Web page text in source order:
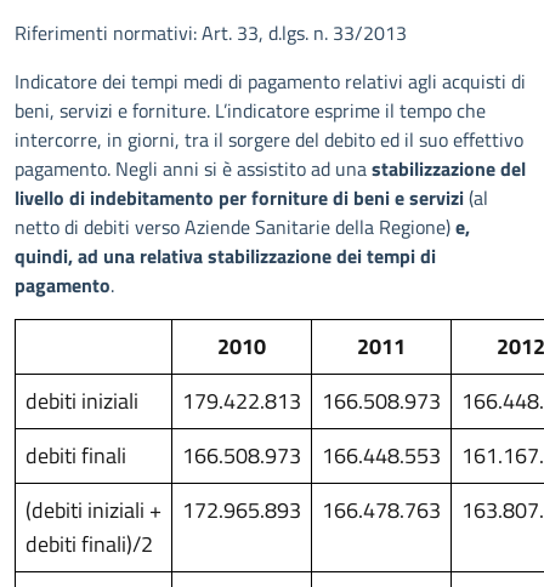
Riferimenti normativi: Art. 33, d.lgs. n. 33/2013
Indicatore dei tempi medi di pagamento relativi agli acquisti di
beni, servizi e forniture. L’indicatore esprime il tempo che
intercorre, in giorni, tra il sorgere del debito ed il suo effettivo
pagamento. Negli anni si è assistito ad unastabilizzazione del
livello di indebitamento per forniture di beni e servizi(al
netto di debiti verso Aziende Sanitarie della Regione)e,
quindi, ad una relativa stabilizzazione dei tempi di
pagamento.
2010 2011
2012
debiti iniziali
179.422.813 166.508.973
debiti finali
166.508.973 166.448.553
(debiti iniziali +
debiti finali)/2
172.965.893 166.478.763